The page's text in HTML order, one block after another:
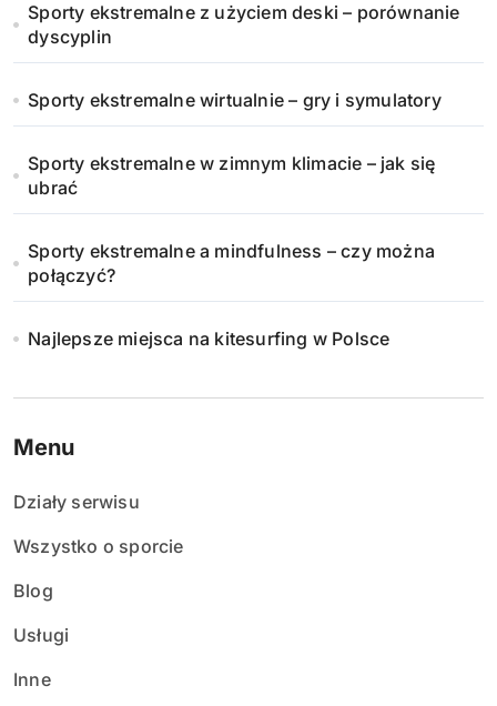
Sporty ekstremalne z użyciem deski – porównanie
dyscyplin
Sporty ekstremalne wirtualnie – gry i symulatory
Sporty ekstremalne w zimnym klimacie – jak się
ubrać
Sporty ekstremalne a mindfulness – czy można
połączyć?
Najlepsze miejsca na kitesurfing w Polsce
Menu
Działy serwisu
Wszystko o sporcie
Blog
Usługi
Inne